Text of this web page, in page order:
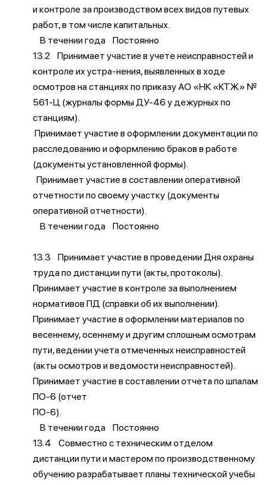
и контроле за производством всех видов путевых
работ, в том числе капитальных.
В течении года Постоянно
13.2 Принимает участие в учете неисправностей и
контроле их устра-нения, выявленных в ходе
осмотров на станциях по приказу АО «НК «КТЖ» №
561-Ц (журналы формы ДУ-46 у дежурных по
станциям).
Принимает участие в оформлении документации по
расследованию и оформлению браков в работе
(документы установленной формы).
Принимает участие в составлении оперативной
отчетности по своему участку (документы
оперативной отчетности).
В течении года Постоянно
13.3 Принимает участие в проведении Дня охраны
труда по дистанции пути (акты, протоколы).
Принимает участие в контроле за выполнением
нормативов ПД (справки об их выполнении).
Принимает участие в оформлении материалов по
весеннему, осеннему и другим сплошным осмотрам
пути, ведении учета отмеченных неисправностей
(акты осмотров и ведомости неисправностей).
Принимает участие в составлении отчета по шпалам
ПО-6 (отчет
ПО-6).
В течении года Постоянно
13.4 Совместно с техническим отделом
дистанции пути и мастером по производственному
обучению разрабатывает планы технической учебы